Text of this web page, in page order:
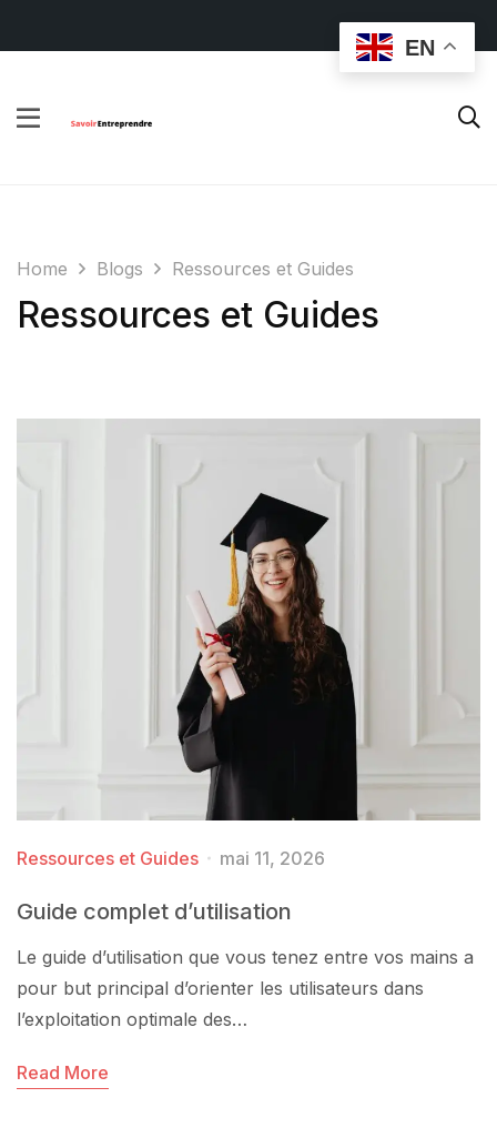
Home Blogs Ressources et Guides
Ressources et Guides
Ressources et Guides mai 11, 2026
Guide complet d’utilisation
Le guide d’utilisation que vous tenez entre vos mains a
pour but principal d’orienter les utilisateurs dans
l’exploitation optimale des…
Read More
EN